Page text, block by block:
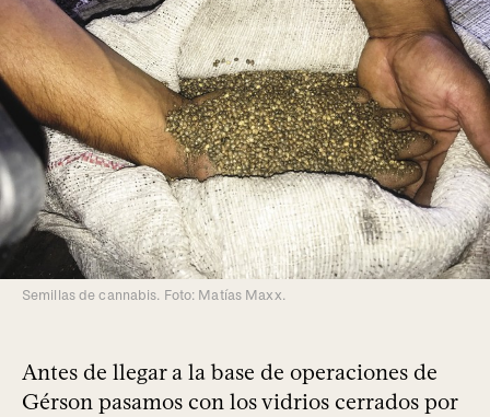
Semillas de cannabis. Foto: Matías Maxx.
Antes de llegar a la base de operaciones de
Gérson pasamos con los vidrios cerrados por